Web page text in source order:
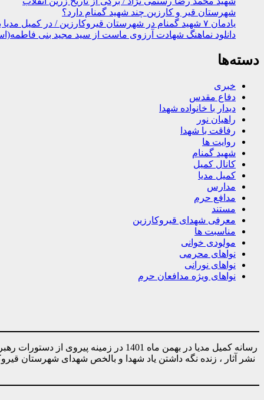
شهرستان قیر و کارزین چند شهید گمنام دارد؟
یادمان ۷ شهید گمنام در شهرستان قیروکارزین / در کمیل مدیا ببینید
دانلود نماهنگ شهادت آرزوی ماست از سید مجید بنی
دسته‌ها
خبری
دفاع مقدس
دیدار با خانواده شهدا
راهیان نور
رفاقت با شهدا
روایت ها
شهید گمنام
کانال کمیل
کمیل مدیا
مدارس
مدافع حرم
مستند
معرفی شهدای قیروکارزین
مناسبت ها
مولودی خوانی
نواهای محرمی
نواهای نورانی
نواهای ویژه مدافعان حرم
رسانه کمیل مدیا در بهمن ماه 1401
نشر آثار ، زنده نگه داشتن یاد شهدا و بالخص شهدای شهرستان